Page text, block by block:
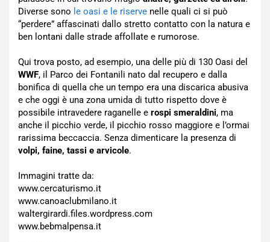
Diverse sono le oasi e le riserve nelle quali ci si può
“perdere” affascinati dallo stretto contatto con la natura e
ben lontani dalle strade affollate e rumorose.
Qui trova posto, ad esempio, una delle più di 130 Oasi del
WWF, il Parco dei Fontanili nato dal recupero e dalla
bonifica di quella che un tempo era una discarica abusiva
e che oggi è una zona umida di tutto rispetto dove è
possibile intravedere raganelle e rospi smeraldini, ma
anche il picchio verde, il picchio rosso maggiore e l’ormai
rarissima beccaccia. Senza dimenticare la presenza di
volpi, faine, tassi e arvicole.
Immagini tratte da:
www.cercaturismo.it
www.canoaclubmilano.it
waltergirardi.files.wordpress.com
www.bebmalpensa.it